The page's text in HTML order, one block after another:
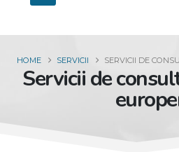
HOME SERVICII SERVICII DE
Servicii de